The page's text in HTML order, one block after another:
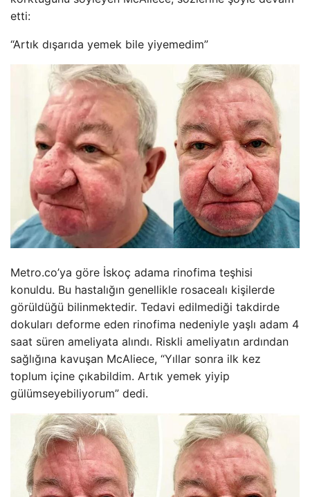
etti:
“Artık dışarıda yemek bile yiyemedim”
Metro.co’ya göre İskoç adama rinofima teşhisi
konuldu. Bu hastalığın genellikle rosacealı kişilerde
görüldüğü bilinmektedir. Tedavi edilmediği takdirde
dokuları deforme eden rinofima nedeniyle yaşlı adam 4
saat süren ameliyata alındı. Riskli ameliyatın ardından
sağlığına kavuşan McAliece, “Yıllar sonra ilk kez
toplum içine çıkabildim. Artık yemek yiyip
gülümseyebiliyorum” dedi.